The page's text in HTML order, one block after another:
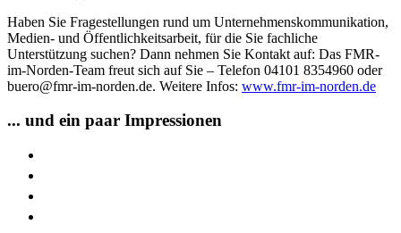
Haben Sie Fragestellungen rund um Unternehmenskommunikation,
Medien- und Öffentlichkeitsarbeit, für die Sie fachliche
Unterstützung suchen? Dann nehmen Sie Kontakt auf: Das FMR-
im-Norden-Team freut sich auf Sie – Telefon 04101 8354960 oder
buero@fmr-im-norden.de. Weitere Infos: www.fmr-im-norden.de
... und ein paar Impressionen